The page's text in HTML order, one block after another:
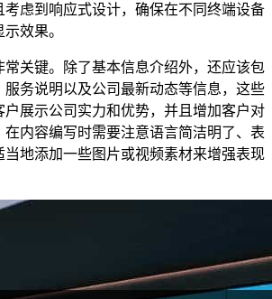
考虑到响应式设计，确保在不同终端设备
效果。
常关键。除了基本信息介绍外，还应该包
服务说明以及公司最新动态等信息，这些
户展示公司实力和优势，并且增加客户对
在内容编写时需要注意语言简洁明了、表
当地添加一些图片或视频素材来增强表现